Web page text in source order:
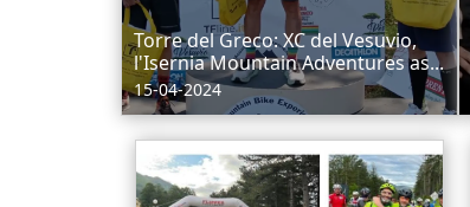
Torre del Greco: XC del Vesuvio,
l'Isernia Mountain Adventures as...
15-04-2024